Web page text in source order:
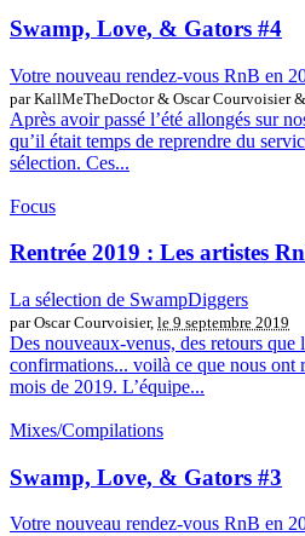
Swamp, Love, & Gators #4
Votre nouveau rendez-vous RnB en
par KallMeTheDoctor & Oscar Courvoisier
Après avoir passé l’été allongés sur
qu’il était temps de reprendre du
sélection. Ces...
Focus
Rentrée 2019 : Les artistes
La sélection de SwampDiggers
par Oscar Courvoisier, le 9 septembre 2019
Des nouveaux-venus, des retours que
confirmations... voilà ce que nous ont
mois de 2019. L’équipe...
Mixes/Compilations
Swamp, Love, & Gators #3
Votre nouveau rendez-vous RnB en